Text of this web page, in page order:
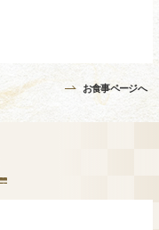
お食事ページへ